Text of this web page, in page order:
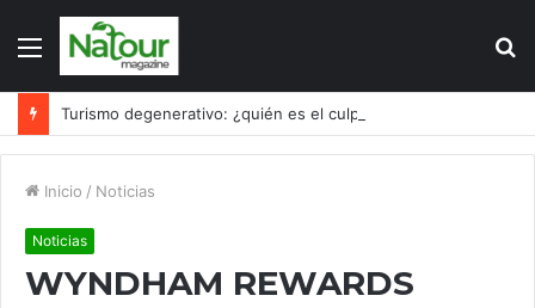
Menú
Inicio / Noticias
Noticias
WYNDHAM REWARDS